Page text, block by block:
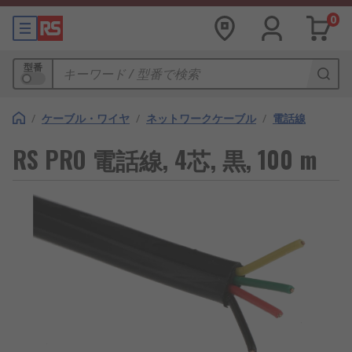
0
型番
/ ケーブル・ワイヤ / ネットワークケーブル / 電話線
RS PRO 電話線, 4芯, 黒, 100 m